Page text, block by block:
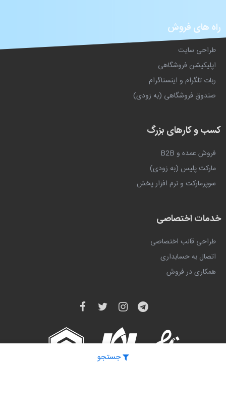
راه های فروش
طراحی سایت
اپلیکیشن فروشگاهی
ربات تلگرام و اینستاگرام
صندوق فروشگاهی (به زودی)
کسب و کارهای بزرگ
فروش عمده و B2B
مارکت پلیس (به زودی)
سوپرمارکت و نرم افزار پخش
خدمات اختصاصی
طراحی قالب اختصاصی
اتصال به حسابداری
همکاری در فروش
جستجو